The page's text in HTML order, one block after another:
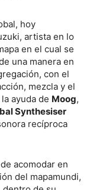
hoy
artista en lo
en el cual se
una manera en
con el
mezcla y el
ayuda de Moog,
Synthesiser
recíproca
acomodar en
del mapamundi,